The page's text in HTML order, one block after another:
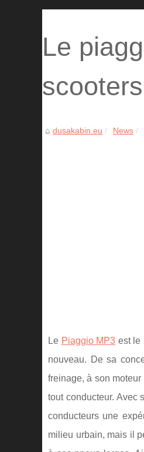
Le
dusakabin.eu News
Le Piaggio MP3 est le
nouveau. De sa
freinage, à son
tout conducteur. Avec
conducteurs une
milieu urbain, mais il